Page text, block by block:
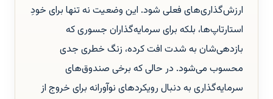
ارزش‌گذاری‌های فعلی شود. این وضعیت نه تنها برای خودِ
استارتاپ‌ها، بلکه برای سرمایه‌گذاران جسوری که
بازدهی‌شان به شدت افت کرده، زنگ خطری جدی
محسوب می‌شود. در حالی که برخی صندوق‌های
سرمایه‌گذاری به دنبال رویکردهای نوآورانه برای خروج از